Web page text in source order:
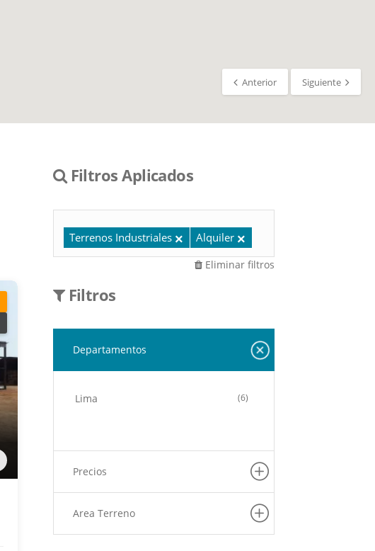
Anterior Siguiente
Filtros Aplicados
Terrenos Industriales Alquiler
Eliminar filtros
Filtros
Departamentos
Lima (6)
Precios
Area Terreno